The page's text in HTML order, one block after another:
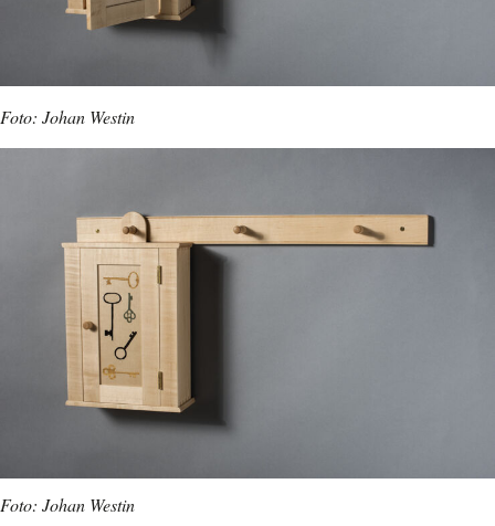
Foto: Johan Westin
Foto: Johan Westin